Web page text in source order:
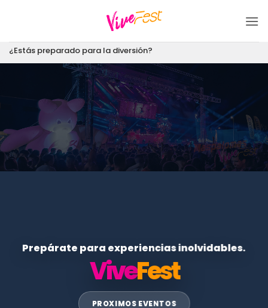
¿Estás preparado para la diversión?
Prepárate para experiencias inolvidables.
ViveFest
PROXIMOS EVENTOS